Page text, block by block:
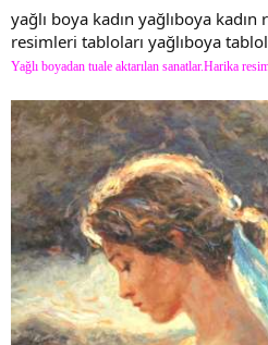
ş
l
a
t
a
r
i
yağlı boya kadın yağlıboya
resimleri tabloları yağlıboya
Yağlı boyadan tuale aktarılan sanatlar.Harika